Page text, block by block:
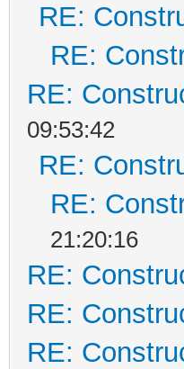
RE:
RE:
RE:
09:53:42
RE:
RE:
21:20:16
RE:
RE:
RE: